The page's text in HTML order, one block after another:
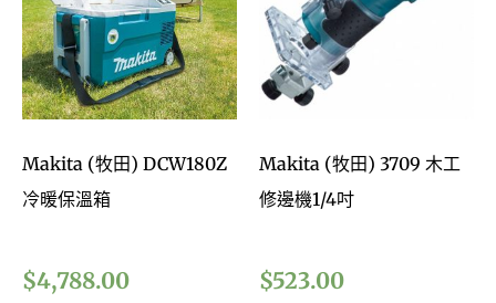
Makita (牧田) DCW180Z
冷暖保溫箱
$4,788.00
Makita (牧田) 3709 木工
修邊機1/4吋
$523.00